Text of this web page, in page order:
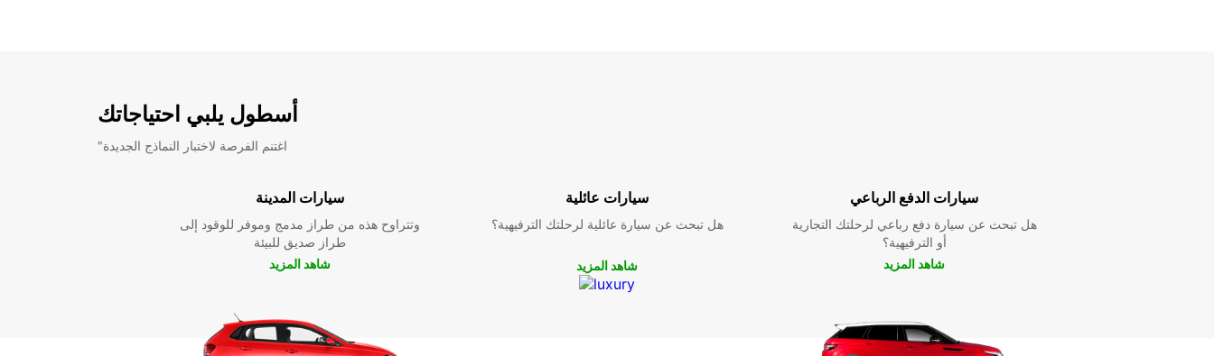
أسطول يلبي احتياجاتك
"اغتنم الفرصة لاختبار النماذج الجديدة
سيارات المدينة
وتتراوح هذه من طراز مدمج وموفر للوقود إلى
طراز صديق للبيئة
شاهد المزيد
سيارات عائلية
هل تبحث عن سيارة عائلية لرحلتك الترفيهية؟
شاهد المزيد
سيارات الدفع الرباعي
هل تبحث عن سيارة دفع رباعي لرحلتك التجارية
أو الترفيهية؟
شاهد المزيد